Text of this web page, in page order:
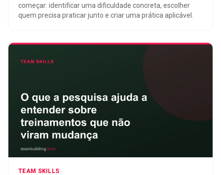
começar: identificar uma dificuldade concreta, escolher
quem precisa praticar junto e criar uma prática aplicável.
TEAM SKILLS